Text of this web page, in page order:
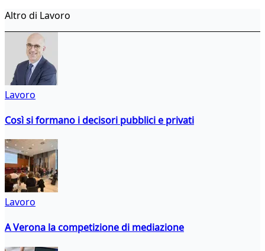
Altro di Lavoro
Lavoro
Così si formano i decisori pubblici e privati
Lavoro
A Verona la competizione di mediazione